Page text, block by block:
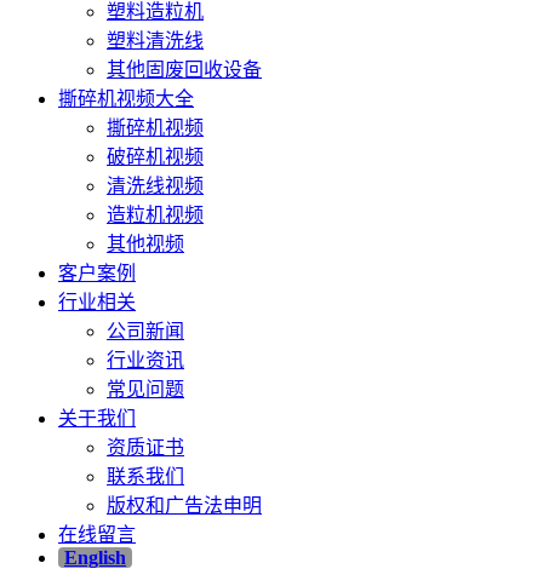
塑料造粒机
塑料清洗线
其他固废回收设备
撕碎机视频大全
撕碎机视频
破碎机视频
清洗线视频
造粒机视频
其他视频
客户案例
行业相关
公司新闻
行业资讯
常见问题
关于我们
资质证书
联系我们
版权和广告法申明
在线留言
English